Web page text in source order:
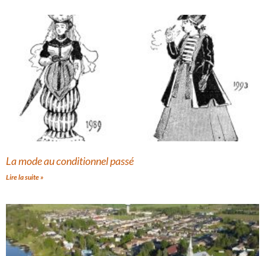
La mode au conditionnel passé
Lire la suite »